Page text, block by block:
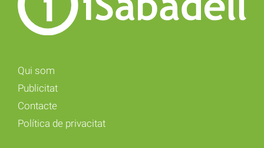
Qui som
Publicitat
Contacte
Política de privacitat